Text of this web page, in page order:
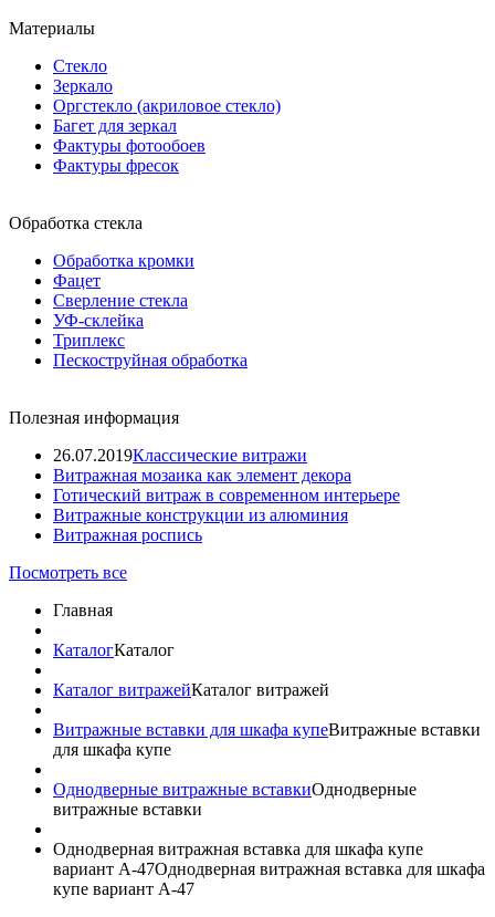
Материалы
Стекло
Зеркало
Оргстекло (акриловое стекло)
Багет для зеркал
Фактуры фотообоев
Фактуры фресок
Обработка стекла
Обработка кромки
Фацет
Сверление стекла
УФ-склейка
Триплекс
Пескоструйная обработка
Полезная информация
26.07.2019Классические витражи
Витражная мозаика как элемент декора
Готический витраж в современном интерьере
Витражные конструкции из алюминия
Витражная роспись
Посмотреть все
Главная
КаталогКаталог
Каталог витражейКаталог витражей
Витражные вставки для шкафа купеВитражные вставки
для шкафа купе
Однодверные витражные вставкиОднодверные
витражные вставки
Однодверная витражная вставка для шкафа купе
вариант A-47Однодверная витражная вставка для шкафа
купе вариант A-47